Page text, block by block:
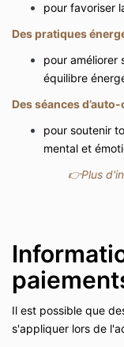
pour favoriser
Des pratiques
pour améliorer
équilibre
Des séances
pour soutenir
mental et
👉Plus
Il est possible que
s'appliquer lors de